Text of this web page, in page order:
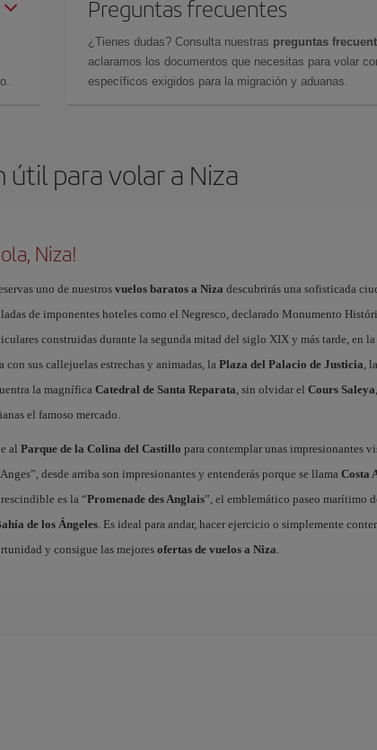
Preguntas frecuentes
¿Tienes dudas? Consulta nuestras preguntas
aclaramos los documentos que necesitas para volar
específicos exigidos para la migración y aduanas.
para volar a Niza
Niza!
uno de nuestrosvuelos baratos a Niza descubrirás una sofisticada
de imponentes hoteles como el Negresco, declarado Monumento
construidas durante la segunda mitad del siglo XIX y más tarde, en
con sus callejuelas estrechas y animadas, la Plaza del Palacio de Justicia , la
la magnífica Catedral de Santa Reparata , sin olvidar el Cours Saleya
el famoso mercado.
al Parque de la Colina del Castillo para contemplar unas impresionantes
desde arriba son impresionantes y entenderás porque se llama Costa
es la “Promenade des Anglais”, el emblemático paseo marítimo
de los Ángeles. Es ideal para andar, hacer ejercicio o simplemente
y consigue las mejoresofertas de vuelos a Niza